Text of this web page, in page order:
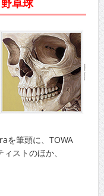
卓球
を筆頭に、TOWA
ストのほか、